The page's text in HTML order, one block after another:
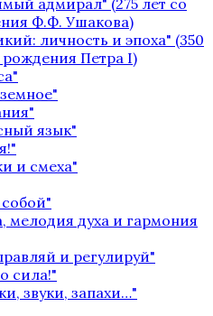
Ф.Ф. Ушакова)
личность и эпоха" (350
рождения Петра I)
язык"
и смеха"
мелодия духа и гармония
и регулируй"
сила!"
звуки, запахи…"